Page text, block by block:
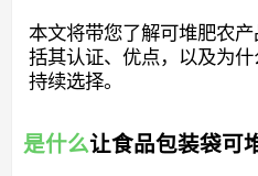
本文将带您了解可堆肥农
括其认证、优点，以及为
持续选择。
是什么让食品包装袋可